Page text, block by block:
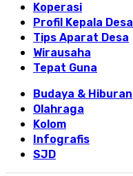
Koperasi
Profil Kepala Desa
Tips Aparat Desa
Wirausaha
Tepat Guna
Budaya & Hiburan
Olahraga
Kolom
Infografis
SJD